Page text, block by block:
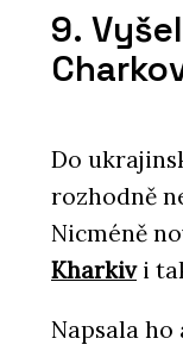
9.
Do
rozhodně
Nicméně
Kharkivi
Napsala